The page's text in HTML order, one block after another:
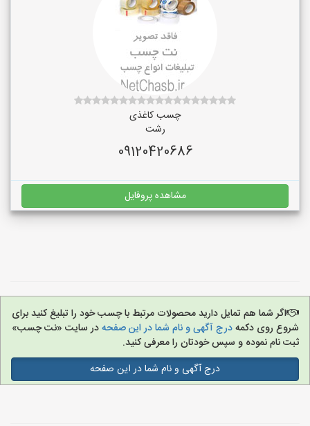
چسب کاغذی
رشت
09120420686
مشاهده پروفایل
اگر شما هم تمایل دارید محصولات مرتبط با چسب خود را تبلیغ کنید برای
شروع روی دکمهدرج آگهی و نام شما در این صفحهدر سایت «نت چسب»
ثبت نام نموده و سپس خودتان را معرفی کنید.
درج آگهی و نام شما در این صفحه